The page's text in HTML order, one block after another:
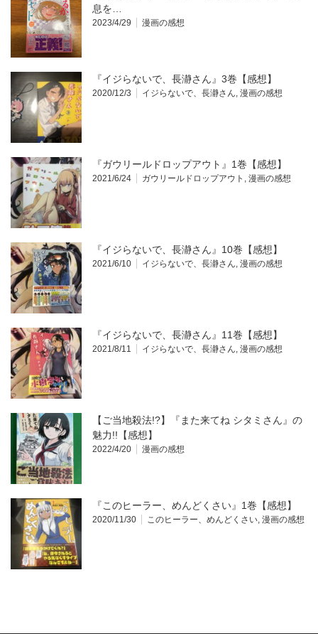
息を…
2023/4/29 漫画の感想
『イジらないで、長瀞さん』3巻【感想】
2020/12/3 イジらないで、長瀞さん, 漫画の感想
『ガウリールドロップアウト』1巻【感想】
2021/6/24 ガウリールドロップアウト , 漫画の感想
『イジらないで、長瀞さん』10巻【感想】
2021/6/10 イジらないで、長瀞さん, 漫画の感想
『イジらないで、長瀞さん』11巻【感想】
2021/8/11 イジらないで、長瀞さん, 漫画の感想
【ご当地殺法!?】『また来てね シタミさん』の
魅力!!【感想】
2022/4/20 漫画の感想
『このヒーラー、めんどくさい』1巻【感想】
2020/11/30 このヒーラー、めんどくさい, 漫画の感想